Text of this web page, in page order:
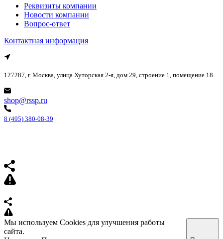
Реквизиты компании
Новости компании
Вопрос-ответ
Контактная информация
127287, г. Москва, улица Хуторская 2-я, дом 29, строение 1, помещение 18
shop@rssp.ru
8 (495) 380-08-39
Мы используем Cookies для улучшения работы
сайта.